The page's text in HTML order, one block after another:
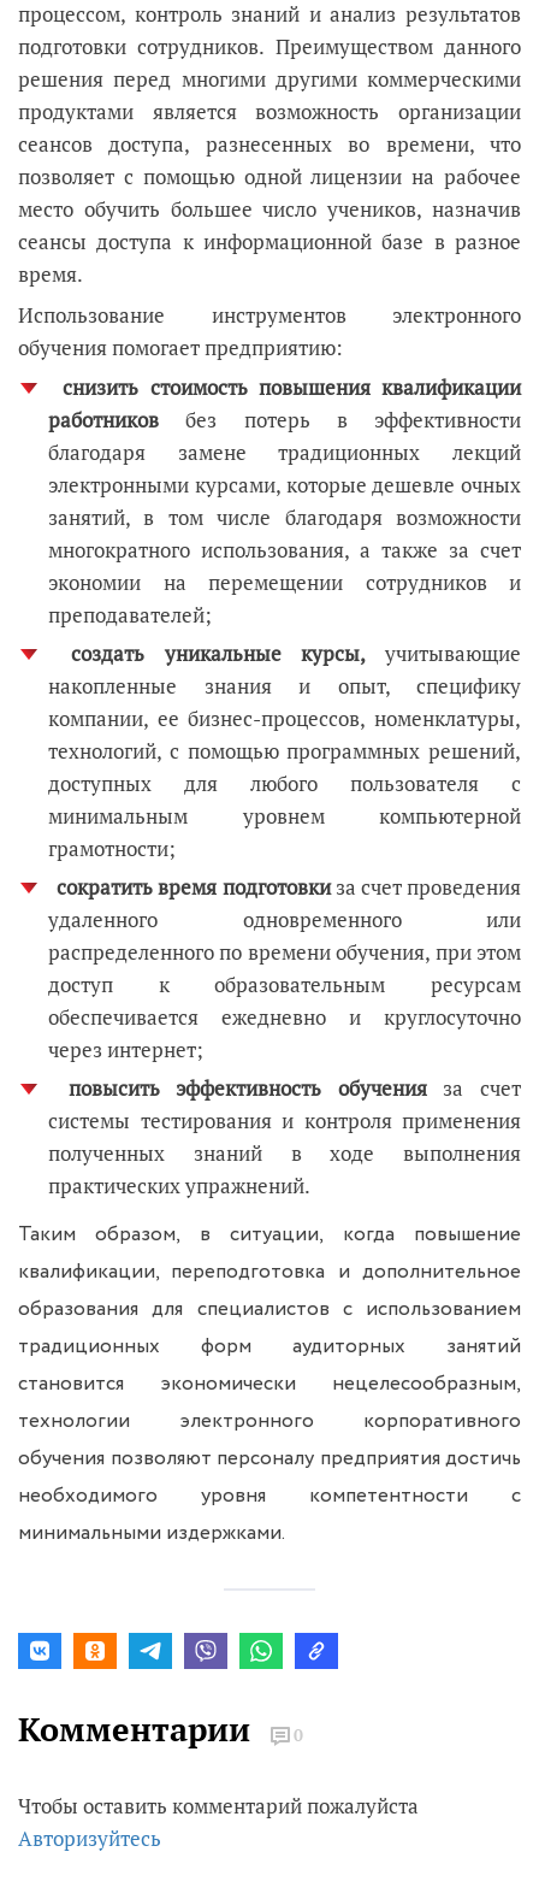
процессом, контроль знаний и анализ результатов
подготовки сотрудников. Преимуществом данного
решения перед многими другими коммерческими
продуктами является возможность организации
сеансов доступа, разнесенных во времени, что
позволяет с помощью одной лицензии на рабочее
место обучить большее число учеников, назначив
сеансы доступа к информационной базе в разное
время.
Использование инструментов электронного
обучения помогает предприятию:
снизить стоимость повышения квалификации
работников без потерь в эффективности
благодаря замене традиционных лекций
электронными курсами, которые дешевле очных
занятий, в том числе благодаря возможности
многократного использования, а также за счет
экономии на перемещении сотрудников и
преподавателей;
создать уникальные курсы,учитывающие
накопленные знания и опыт, специфику
компании, ее бизнес-процессов, номенклатуры,
технологий, с помощью программных решений,
доступных для любого пользователя с
минимальным уровнем компьютерной
грамотности;
сократить время подготовкиза счет проведения
удаленного одновременного или
распределенного по времени обучения, при этом
доступ к образовательным ресурсам
обеспечивается ежедневно и круглосуточно
через интернет;
повысить эффективность обученияза счет
системы тестирования и контроля применения
полученных знаний в ходе выполнения
практических упражнений.
Таким образом, в ситуации, когда повышение
квалификации, переподготовка и дополнительное
образования для специалистов с использованием
традиционных форм аудиторных занятий
становится экономически нецелесообразным,
технологии электронного корпоративного
обучения позволяют персоналу предприятия достичь
необходимого уровня компетентности с
минимальными издержками.
Комментарии 0
Чтобы оставить комментарий пожалуйста
Авторизуйтесь